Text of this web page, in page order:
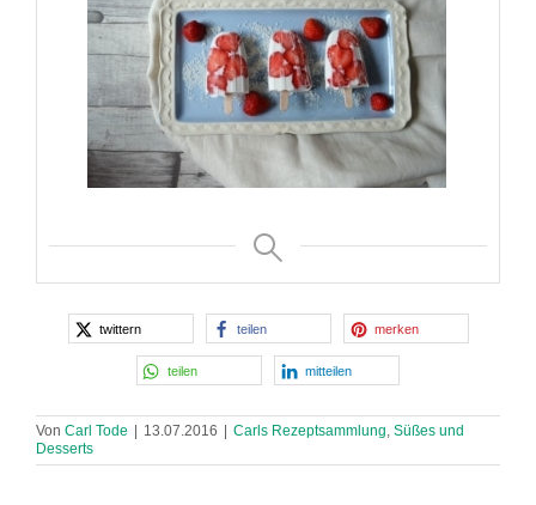
twittern teilen merken
teilen mitteilen
Von Carl Tode | 13.07.2016 | Carls Rezeptsammlung, Süßes und
Desserts